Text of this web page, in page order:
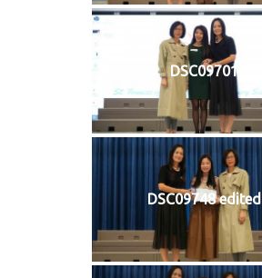
DSC09701
DSC09748 edited